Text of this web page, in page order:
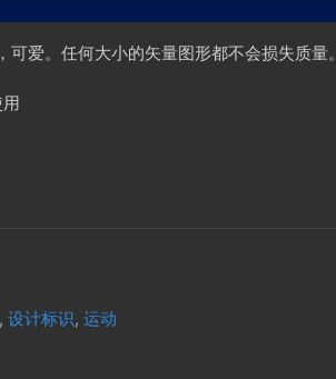
爱。任何大小的矢量图形都不会损失质量。
, 设计标识, 运动